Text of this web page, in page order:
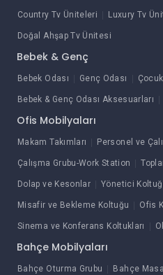
Country Tv Üniteleri Luxury Tv
Doğal Ahşap Tv Ünitesi
Bebek & Genç
Bebek Odası Genç Odası
Bebek & Genç Odası Aksesuarları
Ofis Mobilyaları
Makam Takımları Personel ve
Çalışma Grubu-Work Station
Dolap ve Kesonlar Yönetici
Misafir ve Bekleme Koltuğu Ofis
Sinema ve Konferans Koltukları
Bahçe Mobilyaları
Bahçe Oturma Grubu Bahçe